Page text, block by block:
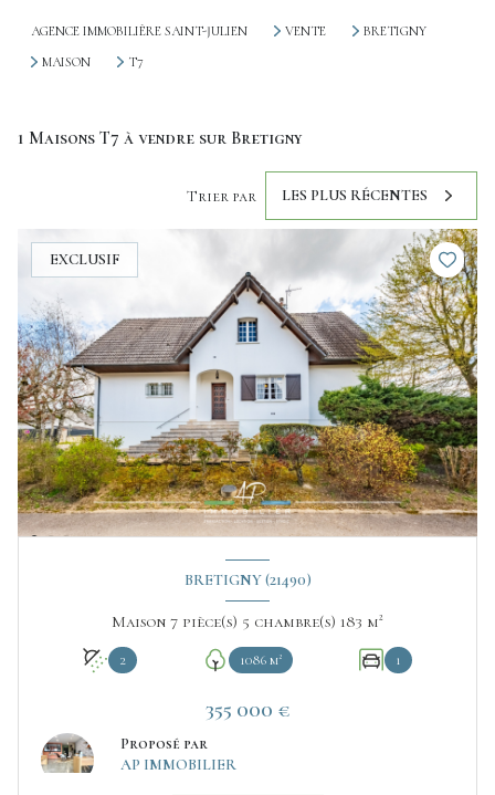
AGENCE IMMOBILIÈRE SAINT-JULIEN VENTE
BRETIGNY
MAISON
T7
1 Maisons T7 à vendre sur Bretigny
Trier par LES PLUS RÉCENTES
EXCLUSIF
BRETIGNY (21490)
Maison 7 pièce(s) 5 chambre(s) 183 m²
2 1086 m² 1
355 000 €
Proposé par
AP IMMOBILIER